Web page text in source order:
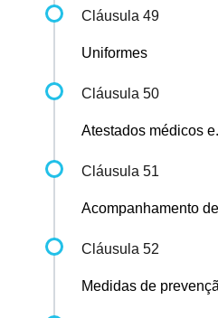
Cláusula 49
Uniformes
Cláusula 50
Atestados médicos
Cláusula 51
Acompanhamento
Cláusula 52
Medidas de